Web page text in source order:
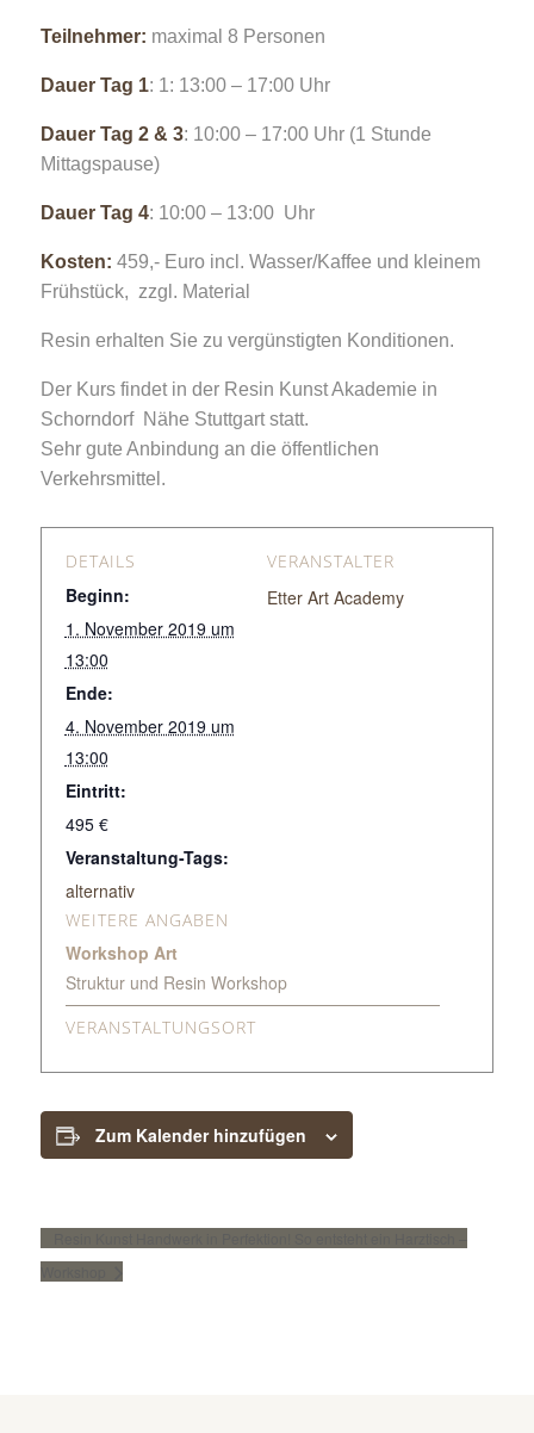
Teilnehmer: maximal 8 Personen
Dauer Tag 1: 1: 13:00 – 17:00 Uhr
Dauer Tag 2 & 3: 10:00 – 17:00 Uhr (1 Stunde
Mittagspause)
Dauer Tag 4: 10:00 – 13:00 Uhr
Kosten: 459,- Euro incl. Wasser/Kaffee und kleinem
Frühstück, zzgl. Material
Resin erhalten Sie zu vergünstigten Konditionen.
Der Kurs findet in der Resin Kunst Akademie in
Schorndorf Nähe Stuttgart statt.
Sehr gute Anbindung an die öffentlichen
Verkehrsmittel.
DETAILS
Beginn:
1. November 2019 um
13:00
Ende:
4. November 2019 um
13:00
Eintritt:
495 €
Veranstaltung-Tags:
alternativ
VERANSTALTER
Etter Art Academy
WEITERE ANGABEN
Workshop Art
Struktur und Resin Workshop
VERANSTALTUNGSORT
Zum Kalender hinzufügen